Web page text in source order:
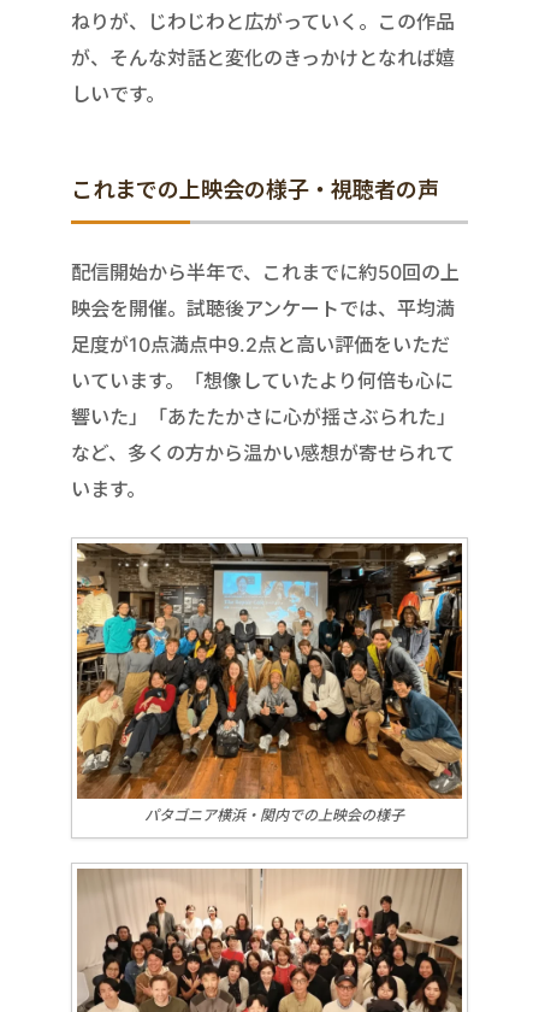
ねりが、じわじわと広がっていく。この作品
が、そんな対話と変化のきっかけとなれば嬉
しいです。
これまでの上映会の様子・視聴者の声
配信開始から半年で、これまでに約50回の上
映会を開催。試聴後アンケートでは、平均満
足度が10点満点中9.2点と高い評価をいただ
いています。「想像していたより何倍も心に
響いた」「あたたかさに心が揺さぶられた」
など、多くの方から温かい感想が寄せられて
います。
パタゴニア横浜・関内での上映会の様子